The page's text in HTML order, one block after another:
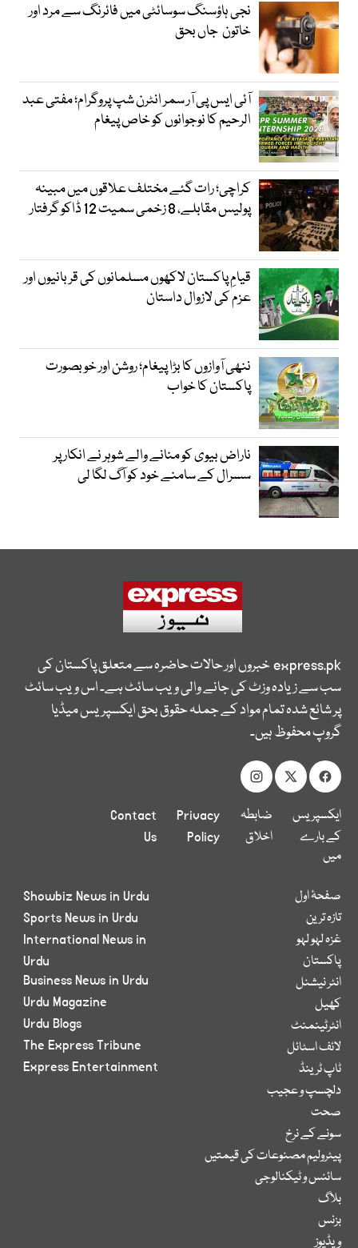
نجی ہاؤسنگ سوسائٹی میں فائرنگ سے مرد اور
خاتون جاں بحق
آئی ایس پی آر سمر انٹرن شپ پروگرام؛ مفتی عبد
الرحیم کا نوجوانوں کو خاص پیغام
کراچی؛ رات گئے مختلف علاقوں میں مبینہ
پولیس مقابلے، 8 زخمی سمیت 12 ڈاکو گرفتار
قیامِ پاکستان لاکھوں مسلمانوں کی قربانیوں اور
عزم کی لازوال داستان
ننھی آوازوں کا بڑا پیغام؛ روشن اور خوبصورت
پاکستان کا خواب
ناراض بیوی کو منانے والے شوہر نے انکار پر
سسرال کے سامنے خود کو آگ لگا لی
express.pkخبروں اور حالات حاضرہ سے متعلق پاکستان کی
سب سے زیادہ وزٹ کی جانے والی ویب سائٹ ہے۔ اس ویب سائٹ
پر شائع شدہ تمام مواد کے جملہ حقوق بحق ایکسپریس میڈیا
گروپ محفوظ ہیں۔
ایکسپریس
کے بارے
میں
ضابطہ
اخلاق
Privacy
Policy
Contact
Us
صفحۂ اول
تازہ ترین
غزہ لہو لہو
پاکستان
انٹر نیشنل
کھیل
انٹرٹینمنٹ
لائف اسٹائل
ٹاپ ٹرینڈ
دلچسپ و عجیب
صحت
سونے کے نرخ
پیٹرولیم مصنوعات کی قیمتیں
سائنس و ٹیکنالوجی
بلاگ
بزنس
ویڈیوز
Showbiz News in Urdu
Sports News in Urdu
International News in
Urdu
Business News in Urdu
Urdu Magazine
Urdu Blogs
The Express Tribune
Express Entertainment